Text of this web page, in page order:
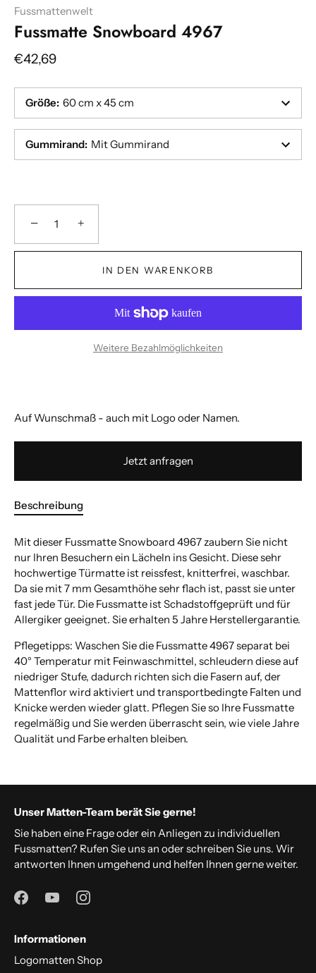
Fussmattenwelt
Fussmatte Snowboard 4967
€42,69
Größe: 60 cm x 45 cm
Gummirand: Mit Gummirand
Breite:(cm)
Bitte geben Sie zulässigen Wert ein.
Bitte geben Sie zulässigen Wert ein.
Breite:(cm)
Bitte geben Sie zulässigen Wert ein.
Bitte geben Sie zulässigen Wert ein.
− +
IN DEN WARENKORB
Weitere Bezahlmöglichkeiten
Auf Wunschmaß - auch mit Logo oder Namen.
Jetzt anfragen
Beschreibung
Mit dieser Fussmatte Snowboard 4967 zaubern Sie nicht
nur Ihren Besuchern ein Lächeln ins Gesicht. Diese sehr
hochwertige Türmatte ist reissfest, knitterfrei, waschbar.
Da sie mit 7 mm Gesamthöhe sehr flach ist, passt sie unter
fast jede Tür. Die Fussmatte ist Schadstoffgeprüft und für
Allergiker geeignet. Sie erhalten 5 Jahre Herstellergarantie.
Pflegetipps: Waschen Sie die Fussmatte 4967 separat bei
40° Temperatur mit Feinwaschmittel, schleudern diese auf
niedriger Stufe, dadurch richten sich die Fasern auf, der
Mattenflor wird aktiviert und transportbedingte Falten und
Knicke werden wieder glatt. Pflegen Sie so Ihre Fussmatte
regelmäßig und Sie werden überrascht sein, wie viele Jahre
Qualität und Farbe erhalten bleiben.
Unser Matten-Team berät Sie gerne!
Sie haben eine Frage oder ein Anliegen zu individuellen
Fussmatten? Rufen Sie uns an oder schreiben Sie uns. Wir
antworten Ihnen umgehend und helfen Ihnen gerne weiter.
Informationen
Logomatten Shop